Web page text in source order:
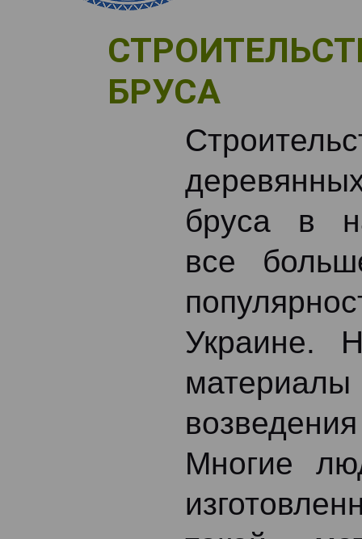
БРУСА
бруса в
все
Украине.
Многие